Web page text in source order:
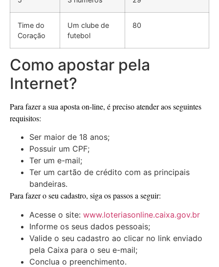
Time do
Coração
Um clube de
futebol
80
Como apostar pela
Internet?
Para fazer a sua aposta on-line, é preciso atender aos seguintes
requisitos:
Ser maior de 18 anos;
Possuir um CPF;
Ter um e-mail;
Ter um cartão de crédito com as principais
bandeiras.
Para fazer o seu cadastro, siga os passos a seguir:
Acesse o site: www.loteriasonline.caixa.gov.br
Informe os seus dados pessoais;
Valide o seu cadastro ao clicar no link enviado
pela Caixa para o seu e-mail;
Conclua o preenchimento.